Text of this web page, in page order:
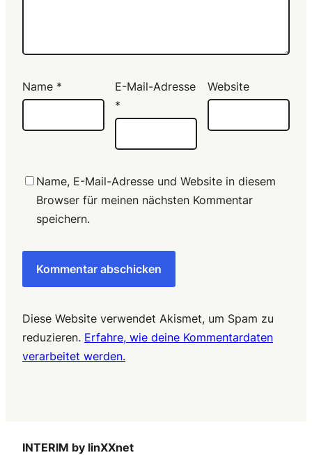
Name *
E-Mail-Adresse
*
Website
Name, E-Mail-Adresse und Website in diesem
Browser für meinen nächsten Kommentar
speichern.
Diese Website verwendet Akismet, um Spam zu
reduzieren. Erfahre, wie deine Kommentardaten
verarbeitet werden.
INTERIM by linXXnet